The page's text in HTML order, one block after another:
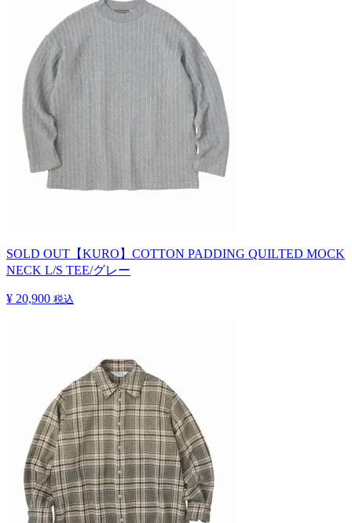
SOLD OUT 【KURO】COTTON PADDING QUILTED MOCK
NECK L/S TEE/グレー
¥ 20,900 税込